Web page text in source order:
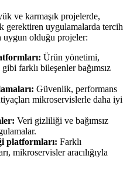
ve karmaşık projelerde,
uygulamalarda tercih
uygun olduğu projeler:
Ürün yönetimi,
farklı bileşenler bağımsız
Güvenlik, performans
mikroservislerle daha iyi
Veri gizliliği ve bağımsız
platformları: Farklı
mikroservisler aracılığıyla